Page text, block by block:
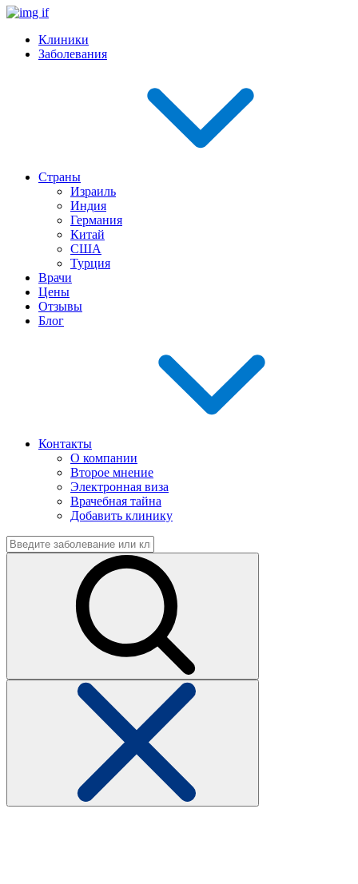
Клиники
Заболевания
Страны
Израиль
Индия
Германия
Китай
США
Турция
Врачи
Цены
Отзывы
Блог
Контакты
О компании
Второе мнение
Электронная виза
Врачебная тайна
Добавить клинику